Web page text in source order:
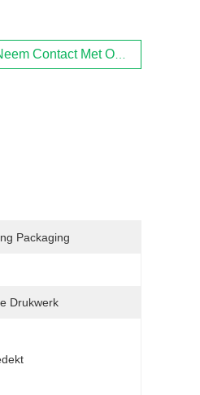
Contact Met Ons Op
Packaging
Drukwerk